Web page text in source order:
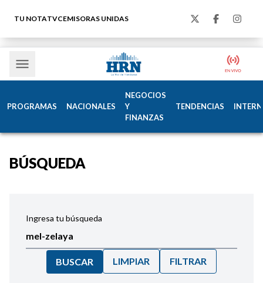
TU NOTATVCEMISORAS UNIDAS
PROGRAMAS NACIONALES
NEGOCIOS
Y
FINANZAS
TENDENCIAS
BÚSQUEDA
Ingresa tu búsqueda
BUSCAR LIMPIAR FILTRAR